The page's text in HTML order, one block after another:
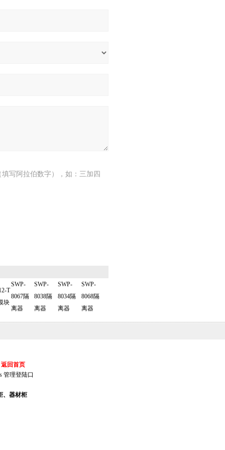
写阿拉伯数字），如：三加四
T
块
SWP-
8067隔
离器
SWP-
8038隔
离器
SWP-
8034隔
离器
SWP-
8068隔
离器
返回首页
管理登陆口
、器材柜